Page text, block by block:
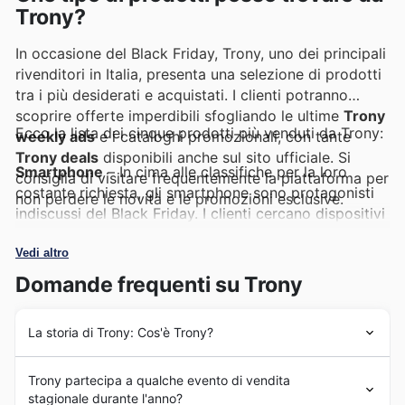
Trony?
In occasione del Black Friday, Trony, uno dei principali
rivenditori in Italia, presenta una selezione di prodotti
tra i più desiderati e acquistati. I clienti potranno
scoprire offerte imperdibili sfogliando le ultime Trony
weekly adse i cataloghi promozionali, con tante
Trony deals disponibili anche sul sito ufficiale. Si
consiglia di visitare frequentemente la piattaforma per
non perdere le novità e le promozioni esclusive.
Ecco la lista dei cinque prodotti più venduti da Trony:
Smartphone– In cima alle classifiche per la loro
costante richiesta, gli smartphone sono protagonisti
indiscussi del Black Friday. I clienti cercano dispositivi
con offerte eccezionali che si trovano nelle
Black Friday sales
. Queste promozioni rendono
l'aggiornamento tecnologico più accessibile che mai.
Televisori– L'intrattenimento domestico raggiunge
nuove vette con i televisori, una categoria che registra
sempre un'elevata domanda durante i periodi
promozionali. LeTrony offers
Vedi altro
Domande frequenti su Trony
La storia di Trony: Cos'è Trony?
crescita costante nel panorama italiano, affermandosi
Trony partecipa a qualche evento di vendita
stagionale durante l'anno?